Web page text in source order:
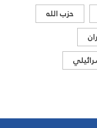
حزب الله